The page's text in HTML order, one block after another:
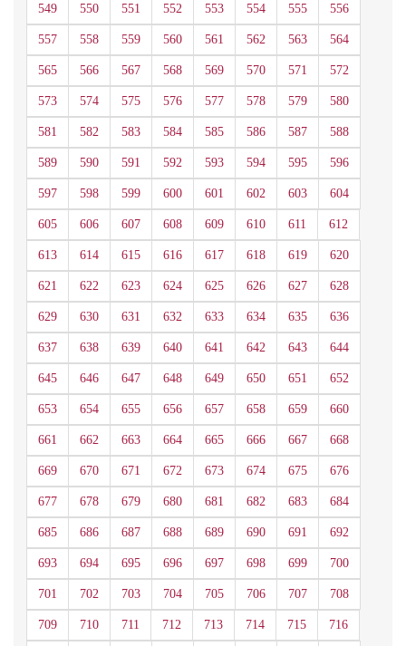
549 550 551 552 553 554 555 556
557 558 559 560 561 562 563 564
565 566 567 568 569 570 571 572
573 574 575 576 577 578 579 580
581 582 583 584 585 586 587 588
589 590 591 592 593 594 595 596
597 598 599 600 601 602 603 604
605 606 607 608 609 610 611 612
613 614 615 616 617 618 619 620
621 622 623 624 625 626 627 628
629 630 631 632 633 634 635 636
637 638 639 640 641 642 643 644
645 646 647 648 649 650 651 652
653 654 655 656 657 658 659 660
661 662 663 664 665 666 667 668
669 670 671 672 673 674 675 676
677 678 679 680 681 682 683 684
685 686 687 688 689 690 691 692
693 694 695 696 697 698 699 700
701 702 703 704 705 706 707 708
709 710 711 712 713 714 715 716